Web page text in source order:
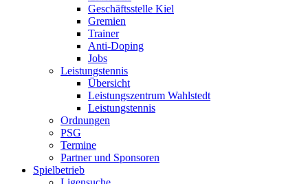
Geschäftsstelle Kiel
Gremien
Trainer
Anti-Doping
Jobs
Leistungstennis
Übersicht
Leistungszentrum Wahlstedt
Leistungstennis
Ordnungen
PSG
Termine
Partner und Sponsoren
Spielbetrieb